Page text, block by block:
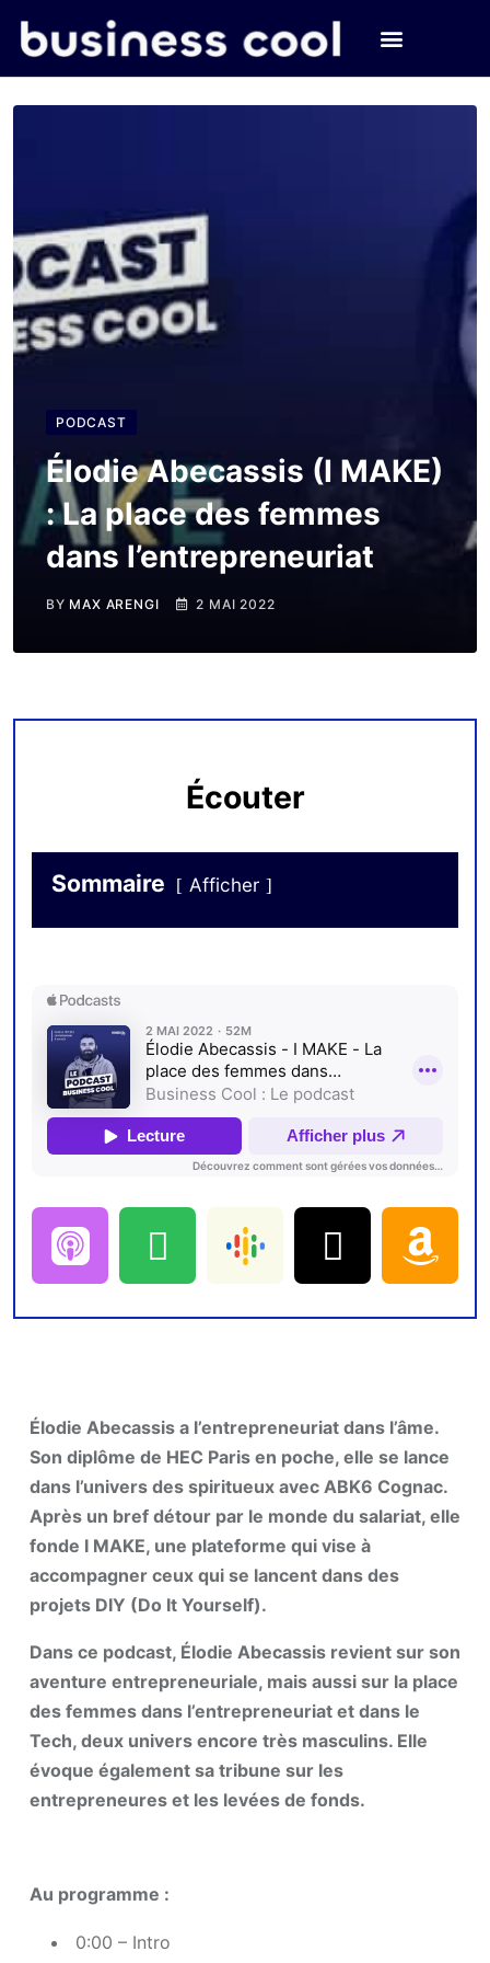
PODCAST
Élodie Abecassis (I MAKE)
: La place des femmes
dans l’entrepreneuriat
BY MAX ARENGI 2 MAI 2022
Écouter
Sommaire Afficher
Élodie Abecassis a l’entrepreneuriat dans l’âme.
Son diplôme de HEC Paris en poche, elle se lance
dans l’univers des spiritueux avec ABK6 Cognac.
Après un bref détour par le monde du salariat, elle
fonde I MAKE, une plateforme qui vise à
accompagner ceux qui se lancent dans des
projets DIY (Do It Yourself).
Dans ce podcast, Élodie Abecassis revient sur son
aventure entrepreneuriale, mais aussi sur la place
des femmes dans l’entrepreneuriat et dans le
Tech, deux univers encore très masculins. Elle
évoque également sa tribune sur les
entrepreneures et les levées de fonds.
Au programme :
0:00 – Intro